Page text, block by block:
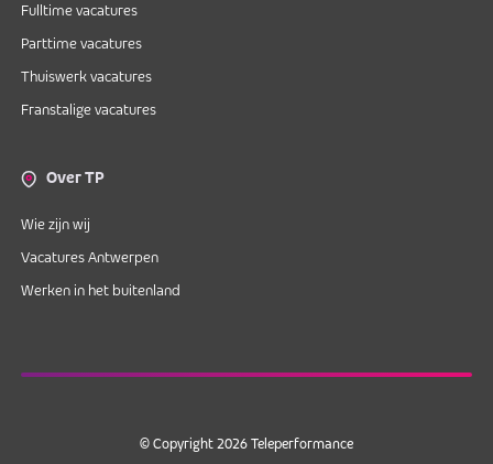
Fulltime vacatures
Parttime vacatures
Thuiswerk vacatures
Franstalige vacatures
Over TP
Wie zijn wij
Vacatures Antwerpen
Werken in het buitenland
© Copyright 2026 Teleperformance